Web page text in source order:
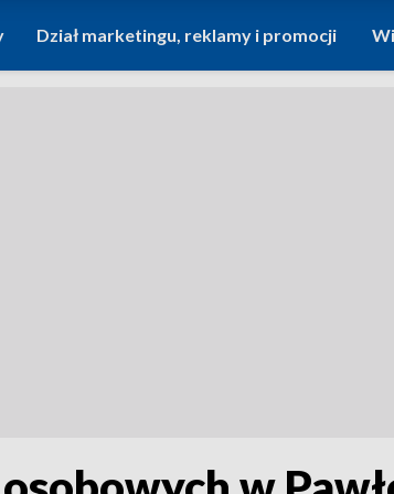
Dział marketingu, reklamy i promocji